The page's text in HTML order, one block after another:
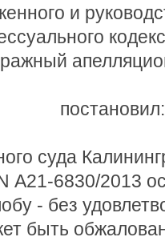
и
постановил:
суда
А21-6830/2013
- без
быть